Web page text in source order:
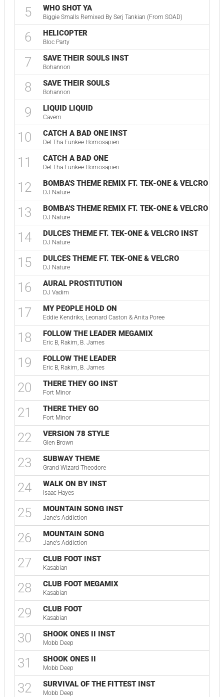
5 WHO SHOT YA
Biggie Smalls Remixed By Serj Tankian (From SOAD)
6 HELICOPTER
Bloc Party
7 SAVE THEIR SOULS INST
Bohannon
8 SAVE THEIR SOULS
Bohannon
9 LIQUID LIQUID
Cavern
10 CATCH A BAD ONE INST
Del Tha Funkee Homosapien
11 CATCH A BAD ONE
Del Tha Funkee Homosapien
12 BOMBA'S THEME REMIX FT. TEK-ONE & VELCRO
DJ Nature
13 BOMBA'S THEME REMIX FT. TEK-ONE & VELCRO
DJ Nature
14 DULCES THEME FT. TEK-ONE & VELCRO INST
DJ Nature
15 DULCES THEME FT. TEK-ONE & VELCRO
DJ Nature
16 AURAL PROSTITUTION
DJ Vadim
17 MY PEOPLE HOLD ON
Eddie Kendriks, Leonard Caston & Anita Poree
18 FOLLOW THE LEADER MEGAMIX
Eric B, Rakim, B. James
19 FOLLOW THE LEADER
Eric B, Rakim, B. James
20 THERE THEY GO INST
Fort Minor
21 THERE THEY GO
Fort Minor
22 VERSION 78 STYLE
Glen Brown
23 SUBWAY THEME
Grand Wizard Theodore
24 WALK ON BY INST
Isaac Hayes
25 MOUNTAIN SONG INST
Jane's Addiction
26 MOUNTAIN SONG
Jane's Addiction
27 CLUB FOOT INST
Kasabian
28 CLUB FOOT MEGAMIX
Kasabian
29 CLUB FOOT
Kasabian
30 SHOOK ONES II INST
Mobb Deep
31 SHOOK ONES II
Mobb Deep
32 SURVIVAL OF THE FITTEST INST
Mobb Deep